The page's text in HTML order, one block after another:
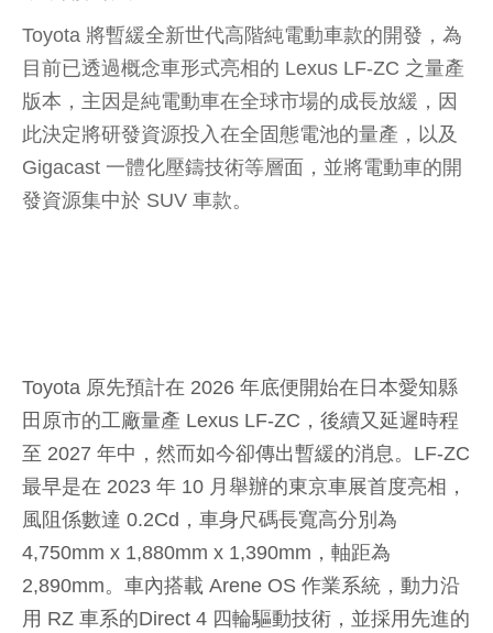
Toyota 將暫緩全新世代高階純電動車款的開發，為
目前已透過概念車形式亮相的 Lexus LF-ZC 之量產
版本，主因是純電動車在全球市場的成長放緩，因
此決定將研發資源投入在全固態電池的量產，以及
Gigacast 一體化壓鑄技術等層面，並將電動車的開
發資源集中於 SUV 車款。
Toyota 原先預計在 2026 年底便開始在日本愛知縣
田原市的工廠量產 Lexus LF-ZC，後續又延遲時程
至 2027 年中，然而如今卻傳出暫緩的消息。LF-ZC
最早是在 2023 年 10 月舉辦的東京車展首度亮相，
風阻係數達 0.2Cd，車身尺碼長寬高分別為
4,750mm x 1,880mm x 1,390mm，軸距為
2,890mm。車內搭載 Arene OS 作業系統，動力沿
用 RZ 車系的Direct 4 四輪驅動技術，並採用先進的